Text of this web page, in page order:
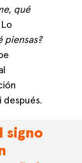
qué
piensas?
después.
signo